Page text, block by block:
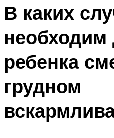
В каких
необходим
ребенка
грудном